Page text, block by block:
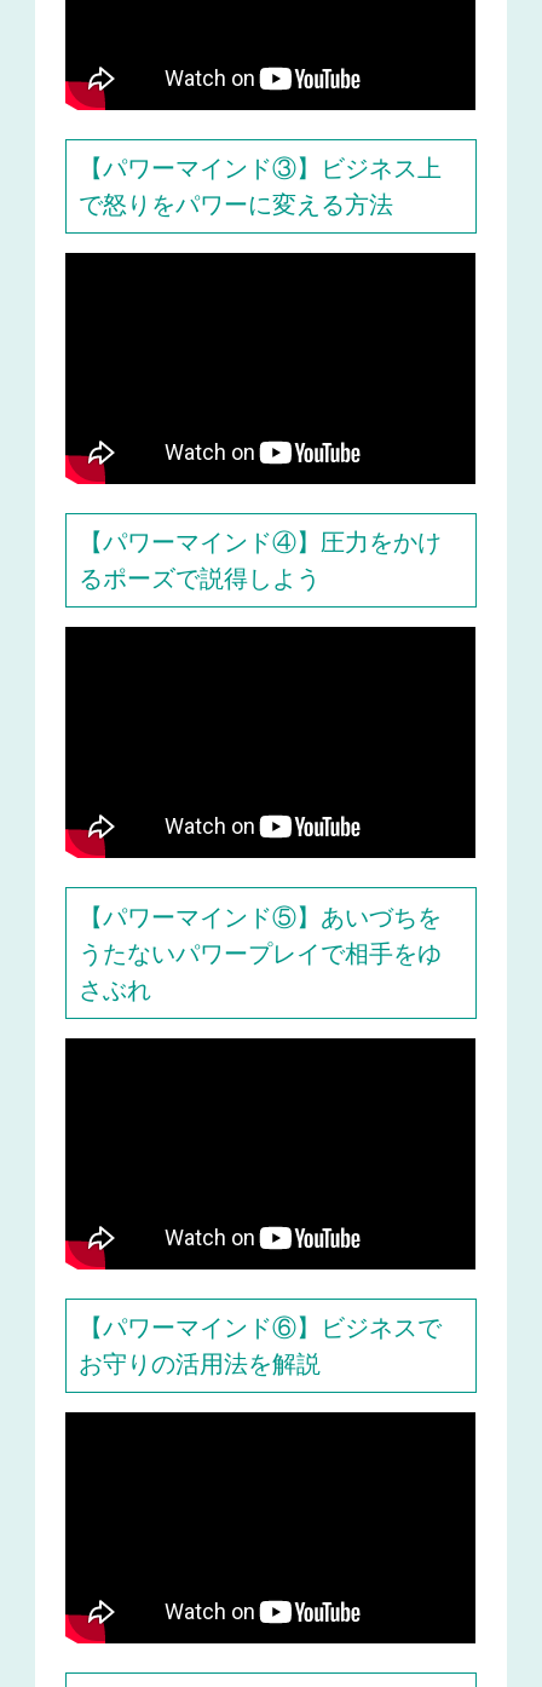
【パワーマインド③】ビジネス上
で怒りをパワーに変える方法
【パワーマインド④】圧力をかけ
るポーズで説得しよう
【パワーマインド⑤】あいづちを
うたないパワープレイで相手をゆ
さぶれ
【パワーマインド⑥】ビジネスで
お守りの活用法を解説